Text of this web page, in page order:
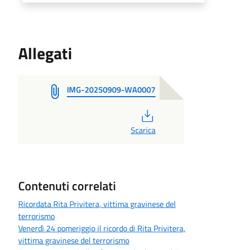
Allegati
IMG-20250909-WA0007
Scarica
Contenuti correlati
Ricordata Rita Privitera, vittima gravinese del
terrorismo
Venerdì 24 pomeriggio il ricordo di Rita Privitera,
vittima gravinese del terrorismo